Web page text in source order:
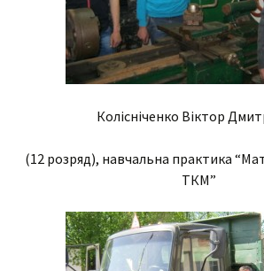
Колісніченко Віктор
(12 розряд), навчальна практика
ТКМ”